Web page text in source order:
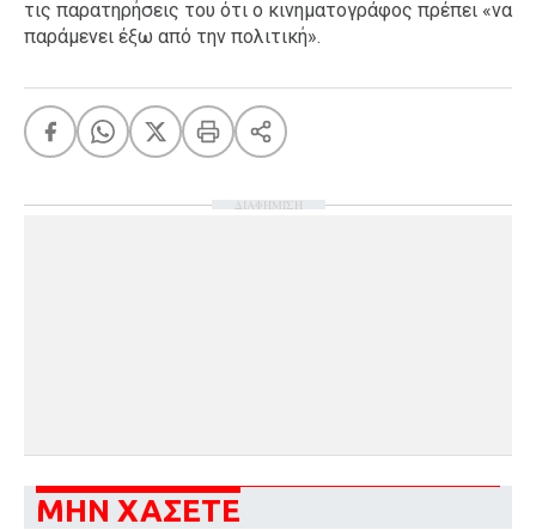
τις παρατηρήσεις του ότι ο κινηματογράφος πρέπει «να
παράμενει έξω από την πολιτική».
ΔΙΑΦΗΜΙΣΗ
ΜΗΝ ΧΑΣΕΤΕ